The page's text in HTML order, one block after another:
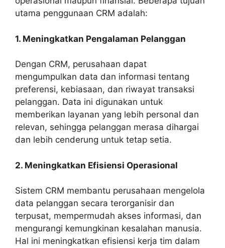
utama penggunaan CRM adalah:
1. Meningkatkan Pengalaman Pelanggan
Dengan CRM, perusahaan dapat
mengumpulkan data dan informasi tentang
preferensi, kebiasaan, dan riwayat transaksi
pelanggan. Data ini digunakan untuk
memberikan layanan yang lebih personal dan
relevan, sehingga pelanggan merasa dihargai
dan lebih cenderung untuk tetap setia.
2. Meningkatkan Efisiensi Operasional
Sistem CRM membantu perusahaan mengelola
data pelanggan secara terorganisir dan
terpusat, mempermudah akses informasi, dan
mengurangi kemungkinan kesalahan manusia.
Hal ini meningkatkan efisiensi kerja tim dalam